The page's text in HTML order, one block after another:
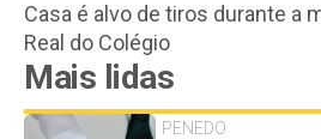
Casa é alvo de tiros durante a
Real do Colégio
Mais lidas
PENEDO